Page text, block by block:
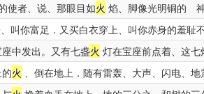
使者、说、那眼目如火 焰、脚像光明铜的 神
叫你富足．又买白衣穿上、叫你赤身的羞耻
中发出。又有七盏火 灯在宝座前点着、这
火 、倒在地上．随有雷轰、大声、闪电、地